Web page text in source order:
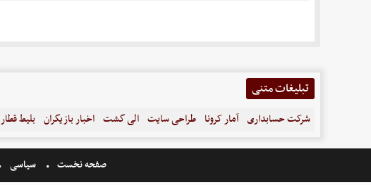
تبلیغات متنی
شرکت حسابداری آمار کرونا طراحی سایت الی گشت اخبار بازیگران بلیط قطار
صفحه نخست سیاسی